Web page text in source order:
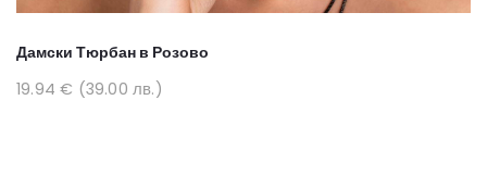
Дамски Тюрбан в Розово
19.94 € (39.00 лв.)